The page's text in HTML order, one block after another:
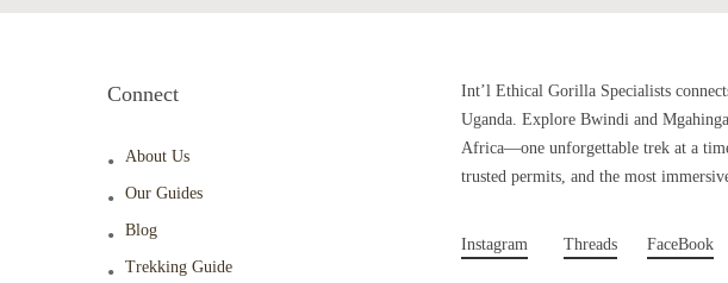
Connect
About Us
Our Guides
Blog
Trekking Guide
Int’l Ethical Gorilla Specialists
Uganda. Explore Bwindi and
Africa—one unforgettable trek at a
trusted permits, and the most
Instagram Threads FaceBook